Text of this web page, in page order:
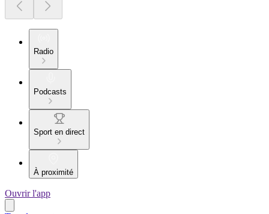
Radio
Podcasts
Sport en direct
À proximité
Ouvrir l'app